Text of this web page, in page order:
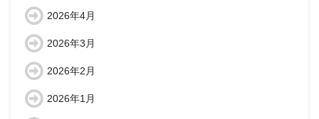
2026年4月
2026年3月
2026年2月
2026年1月